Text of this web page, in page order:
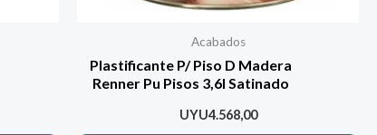
Acabados
Plastificante P/ Piso D Madera
Renner Pu Pisos 3,6l Satinado
UYU4.568,00